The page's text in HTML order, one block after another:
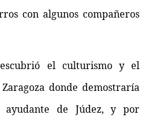
con algunos compañeros
el culturismo y el
donde demostraría
de Júdez, y por